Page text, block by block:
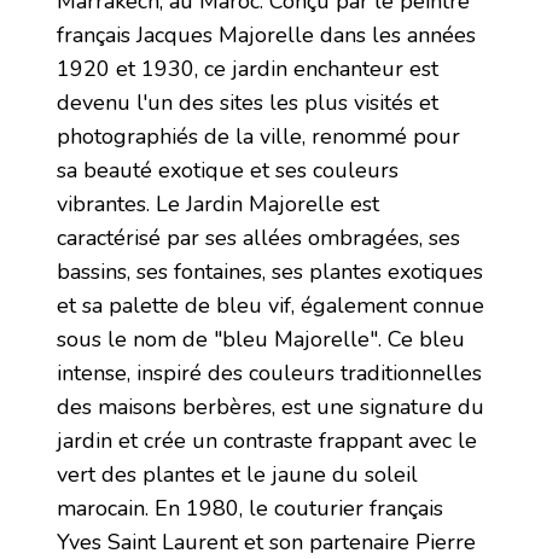
français Jacques Majorelle dans les années
1920 et 1930, ce jardin enchanteur est
devenu l'un des sites les plus visités et
photographiés de la ville, renommé pour
sa beauté exotique et ses couleurs
vibrantes. Le Jardin Majorelle est
caractérisé par ses allées ombragées, ses
bassins, ses fontaines, ses plantes exotiques
et sa palette de bleu vif, également connue
sous le nom de "bleu Majorelle". Ce bleu
intense, inspiré des couleurs traditionnelles
des maisons berbères, est une signature du
jardin et crée un contraste frappant avec le
vert des plantes et le jaune du soleil
marocain. En 1980, le couturier français
Yves Saint Laurent et son partenaire Pierre